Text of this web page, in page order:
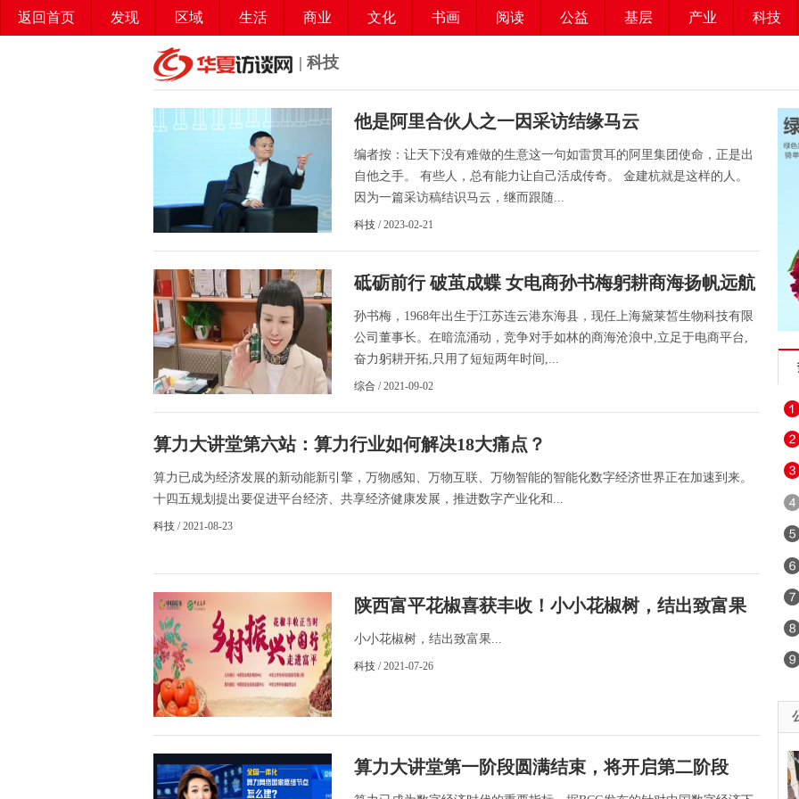
返回首页 发现 区域 生活 商业 文化 书画 阅读 公益 基层 产业 科技
| 科技
他是阿里合伙人之一因采访结缘马云
编者按：让天下没有难做的生意这一句如雷贯耳的阿里集团使命，正是出
自他之手。 有些人，总有能力让自己活成传奇。 金建杭就是这样的人。
因为一篇采访稿结识马云，继而跟随...
科技 / 2023-02-21
砥砺前行 破茧成蝶 女电商孙书梅躬耕商海扬帆远航
孙书梅，1968年出生于江苏连云港东海县，现任上海黛莱皙生物科技有限
公司董事长。在暗流涌动，竞争对手如林的商海沧浪中,立足于电商平台,
奋力躬耕开拓,只用了短短两年时间,...
综合 / 2021-09-02
算力大讲堂第六站：算力行业如何解决18大痛点？
算力已成为经济发展的新动能新引擎，万物感知、万物互联、万物智能的智能化数字经济世界正在加速到来。
十四五规划提出要促进平台经济、共享经济健康发展，推进数字产业化和...
科技 / 2021-08-23
陕西富平花椒喜获丰收！小小花椒树，结出致富果
小小花椒树，结出致富果...
科技 / 2021-07-26
算力大讲堂第一阶段圆满结束，将开启第二阶段